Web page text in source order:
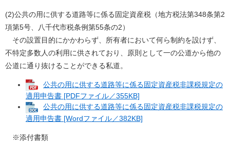
(2)公共の用に供する道路等に係る固定資産税（地方税法第348条第2
項第5号、八千代市税条例第55条の2）
その設置目的にかかわらず、所有者において何ら制約を設けず、
不特定多数人の利用に供されており、原則として一の公道から他の
公道に通り抜けることができる私道。
公共の用に供する道路等に係る固定資産税非課税規定の
適用申告書 [PDFファイル／355KB]
公共の用に供する道路等に係る固定資産税非課税規定の
適用申告書 [Wordファイル／382KB]
※添付書類